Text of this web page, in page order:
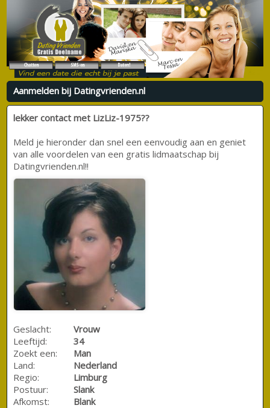
Aanmelden bij Datingvrienden.nl
lekker contact met LizLiz-1975??
Meld je hieronder dan snel een eenvoudig aan en geniet
van alle voordelen van een gratis lidmaatschap bij
Datingvrienden.nl!!
Geslacht:
Vrouw
Leeftijd:
34
Zoekt een:
Man
Land:
Nederland
Regio:
Limburg
Postuur:
Slank
Afkomst:
Blank